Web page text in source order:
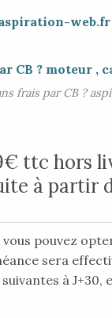
web.fr
frais par CB ?
ttc hors
à partir
pouvez
sera
à J+30,